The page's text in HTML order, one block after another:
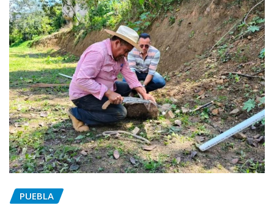
PUEBLA